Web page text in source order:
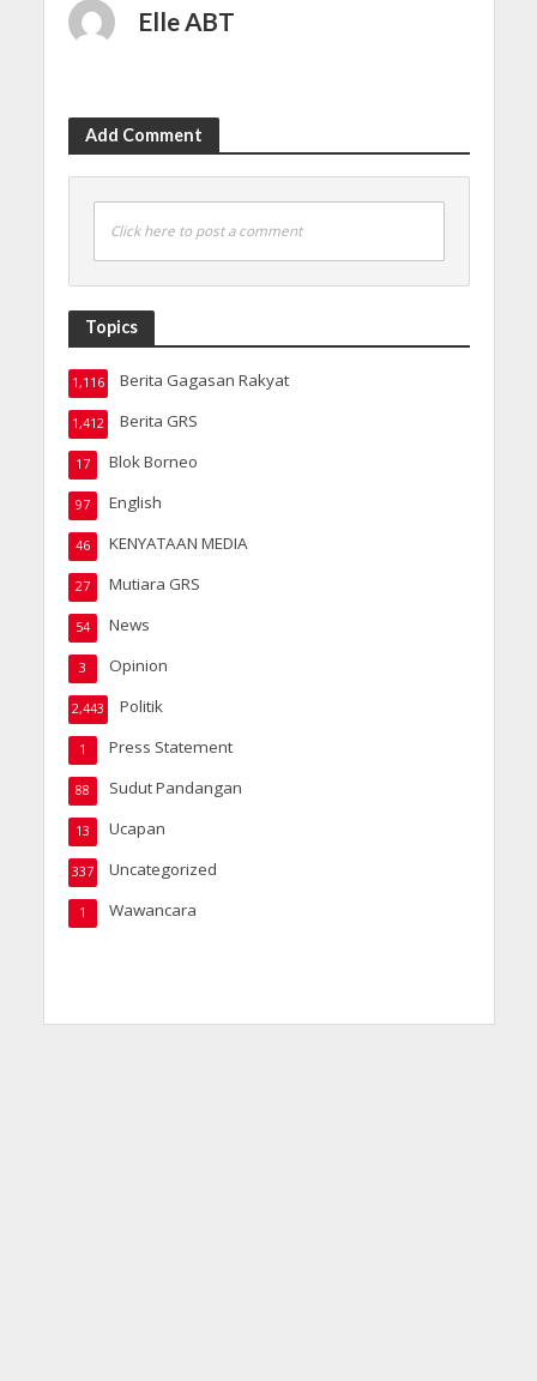
Elle ABT
Add Comment
Click here to post a comment
Topics
Berita Gagasan Rakyat
1,116
Berita GRS
1,412
Blok Borneo
17
English
97
KENYATAAN MEDIA
46
Mutiara GRS
27
News
54
Opinion
3
Politik
2,443
Press Statement
1
Sudut Pandangan
88
Ucapan
13
Uncategorized
337
Wawancara
1